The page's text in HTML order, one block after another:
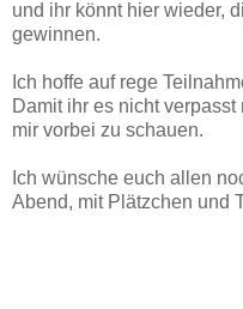
und ihr könnt hier wieder,
gewinnen.
Ich hoffe auf rege
Damit ihr es nicht
mir vorbei zu schauen.
Ich wünsche euch allen
Abend, mit Plätzchen und